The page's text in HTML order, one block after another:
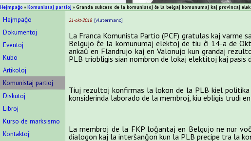
Hejmpaĝo Komunistaj partioj Granda sukceso de la komunistoj ĉe la belgaj komunumaj kaj provincaj
Hejmpaĝo
Dokumentoj
Eventoj
Kubo
Artikoloj
Komunistaj partioj
Diskutoj
Libroj
Kurso de marksismo
Kontaktoj
21-okt-2018 vlutermano
La Franca Komunista Partio (PCF) gratulas kaj
Belgujo ĉe la komunumaj elektoj de tiu ĉi 14-a de
ankaŭ en Flandrujo kaj en Valonujo kun grandaj
PLB triobligis sian nombron de lokaj elektitoj kaj
Tiuj rezultoj konfirmas la lokon de la PLB kiel
konsiderinda laborado de la membroj, kiu ebligis trudi
La membroj de la FKP loĝantaj en Belgujo ne nur
dialogon kaj la interŝanĝon kun la PLB precipe tra la